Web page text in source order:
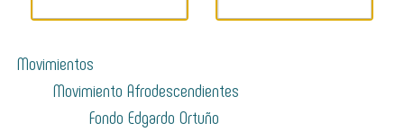
Movimientos
Movimiento Afrodescendientes
Fondo Edgardo Ortuño